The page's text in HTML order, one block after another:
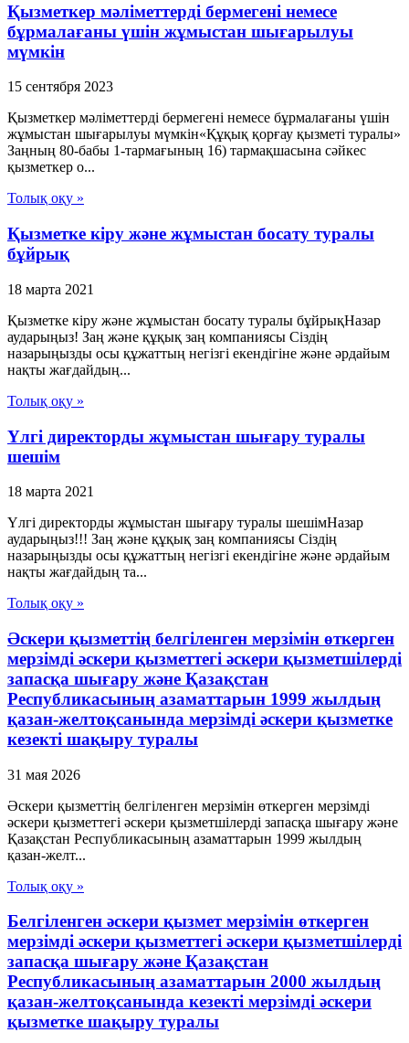
Қызметкер мәліметтерді бермегені немесе
бұрмалағаны үшiн жұмыстан шығарылуы
мүмкін
15 сентября 2023
Қызметкер мәліметтерді бермегені немесе бұрмалағаны үшiн
жұмыстан шығарылуы мүмкін«Құқық қорғау қызметі туралы»
Заңның 80-бабы 1-тармағының 16) тармақшасына сәйкес
қызметкер о...
Толық оқу »
Қызметке кіру және жұмыстан босату туралы
бұйрық
18 марта 2021
Қызметке кіру және жұмыстан босату туралы бұйрықНазар
аударыңыз! Заң және құқық заң компаниясы Сіздің
назарыңызды осы құжаттың негізгі екендігіне және әрдайым
нақты жағдайдың...
Толық оқу »
Үлгі директорды жұмыстан шығару туралы
шешім
18 марта 2021
Үлгі директорды жұмыстан шығару туралы шешімНазар
аударыңыз!!! Заң және құқық заң компаниясы Сіздің
назарыңызды осы құжаттың негізгі екендігіне және әрдайым
нақты жағдайдың та...
Толық оқу »
Әскери қызметтің белгіленген мерзімін өткерген
мерзімді әскери қызметтегі әскери қызметшілерді
запасқа шығару және Қазақстан
Республикасының азаматтарын 1999 жылдың
қазан-желтоқсанында мерзімді әскери қызметке
кезекті шақыру туралы
31 мая 2026
Әскери қызметтің белгіленген мерзімін өткерген мерзімді
әскери қызметтегі әскери қызметшілерді запасқа шығару және
Қазақстан Республикасының азаматтарын 1999 жылдың
қазан-желт...
Толық оқу »
Белгіленген әскери қызмет мерзімін өткерген
мерзімді әскери қызметтегі әскери қызметшілерді
запасқа шығару және Қазақстан
Республикасының азаматтарын 2000 жылдың
қазан-желтоқсанында кезекті мерзімді әскери
қызметке шақыру туралы